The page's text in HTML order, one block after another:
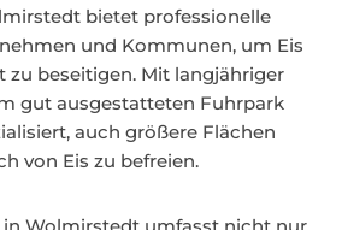
bietet professionelle
und Kommunen, um Eis
zu beseitigen. Mit langjähriger
gut ausgestatteten Fuhrpark
auch größere Flächen
von Eis zu befreien.